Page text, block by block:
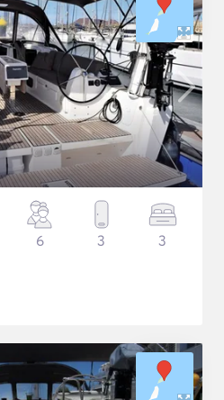
6 3 3